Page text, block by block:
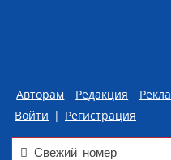
Авторам Редакция
Войти | Регистрация
Свежий номер